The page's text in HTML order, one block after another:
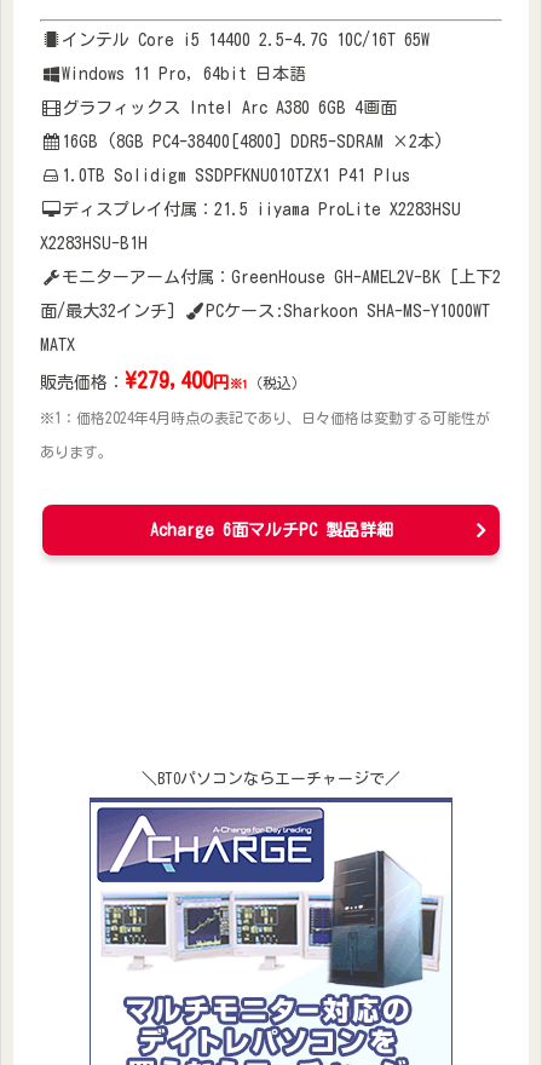
インテル Core i5 14400 2.5-4.7G 10C/16T 65W
Windows 11 Pro, 64bit 日本語
グラフィックス Intel Arc A380 6GB 4画面
16GB (8GB PC4-38400[4800] DDR5-SDRAM ×2本)
1.0TB Solidigm SSDPFKNU010TZX1 P41 Plus
ディスプレイ付属：21.5 iiyama ProLite X2283HSU
X2283HSU-B1H
モニターアーム付属：GreenHouse GH-AMEL2V-BK [上下2
面/最大32インチ]
PCケース:Sharkoon SHA-MS-Y1000WT
MATX
販売価格： \279,400円 ※1 （税込）
※1：価格2024年4月時点の表記であり、日々価格は変動する可能性が
あります。
Acharge 6面マルチPC 製品詳細
＼BTOパソコンならエーチャージで／